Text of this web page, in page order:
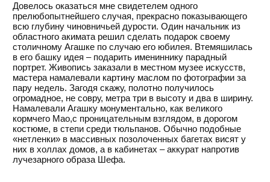
Довелось оказаться мне свидетелем одного
прелюбопытнейшего случая, прекрасно показывающего
всю глубину чиновничьей дурости. Один начальник из
областного акимата решил сделать подарок своему
столичному Агашке по случаю его юбилея. Втемяшилась
в его башку идея – подарить имениннику парадный
портрет. Живопись заказали в местном музее искусств,
мастера намалевали картину маслом по фотографии за
пару недель. Загодя скажу, полотно получилось
огромадное, не совру, метра три в высоту и два в ширину.
Намалевали Агашку монументально, как великого
кормчего Мао,с проницательным взглядом, в дорогом
костюме, в степи среди тюльпанов. Обычно подобные
«нетленки» в массивных позолоченных багетах висят у
них в холлах домов, а в кабинетах – аккурат напротив
лучезарного образа Шефа.